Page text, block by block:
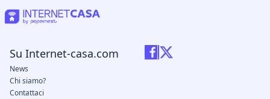
Su Internet-casa.com
News
Chi siamo?
Contattaci